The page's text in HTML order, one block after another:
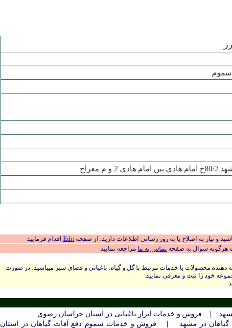
سموم
م معراج
و نیاز به اصلاح یا به روز رسانی اطلاعات دارید، از صفحهEdit اقدام فرمایید
هرگونه سوال به صفحه تماس به ما مراجعه نمایید
دهنده محصولات یا خدمات مرتبط با گل و گیاه، باغبانی و فضای سبز میباشید، در صورت
خود را ثبت و معرفی نمایید.
| فروش و خدمات ابزار باغبانی در استان خراسان رضوي
در مشهد | فروش و خدمات سموم دفع آفات گیاهان در استان